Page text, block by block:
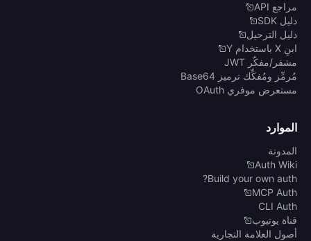
مراجع API
دليل SDK
دليل الترحيل
ابنِ X باستخدام Y
مشفر/مفكّر JWT
مُرمِّز ومُفكِّك ترميز Base64
مستعرض موفري OAuth
الموارد
المدونة
Auth Wiki
Build your own auth?
MCP Auth
CLI Auth
قناة يوتيوب
أصول العلامة التجارية